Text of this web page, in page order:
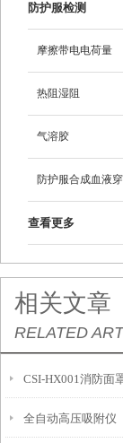
防护服检测
摩擦带电电荷量
热阻湿阻
气溶胶
防护服合成血液
查看更多
相关文章
RELATED
CSI-HX001消防面
验机
全自动高压吸附仪